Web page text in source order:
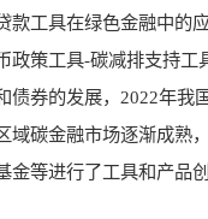
款工具在绿色金融中的
政策工具-碳减排支持工
债券的发展，2022年我
域碳金融市场逐渐成熟
金等进行了工具和产品